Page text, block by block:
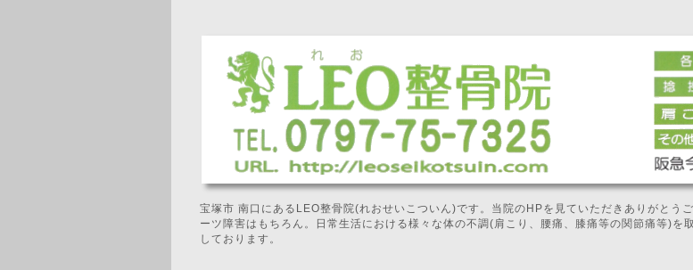
宝塚市 南口にあるLEO整骨院(れおせいこついん)です。当院のHPを見ていただきありがとう
ーツ障害はもちろん。日常生活における様々な体の不調(肩こり、腰痛、膝痛等の関節痛等)を
しております。